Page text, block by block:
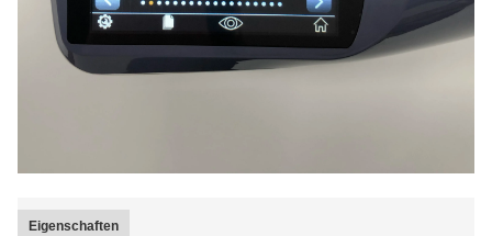
Eigenschaften